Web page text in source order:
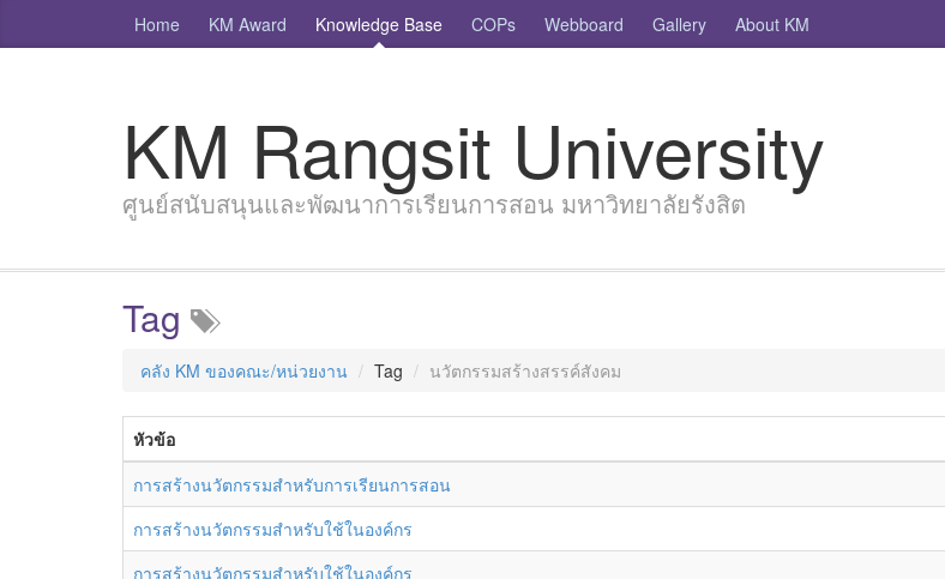
Home KM Award Knowledge Base COPs Webboard Gallery About KM
KM Rangsit University
ศูนย์สนับสนุนและพัฒนาการเรียนการสอน มหาวิทยาลัยรังสิต
Tag
คลัง KM ของคณะ/หน่วยงาน Tag นวัตกรรมสร้างสรรค์สังคม
หัวข้อ
การสร้างนวัตกรรมสำหรับการเรียนการสอน
การสร้างนวัตกรรมสำหรับใช้ในองค์กร
การสร้างนวัตกรรมสำหรับใช้ในองค์กร